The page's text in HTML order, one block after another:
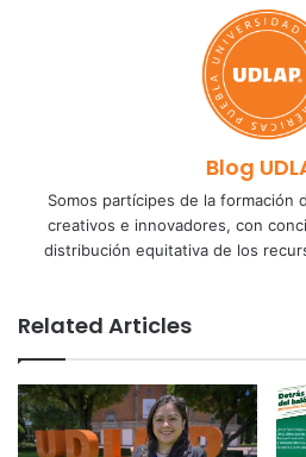
Blog
Somos partícipes de la formación
creativos e innovadores, con
distribución equitativa de los
Related Articles